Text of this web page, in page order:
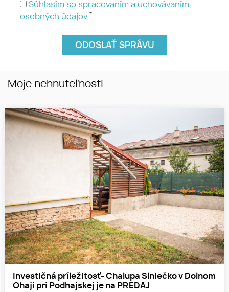
Súhlasím so spracovaním a uchovávaním
osobných údajov *
Moje nehnuteľnosti
Investičná príležitosť- Chalupa Slniečko v Dolnom
Ohaji pri Podhajskej je na PREDAJ